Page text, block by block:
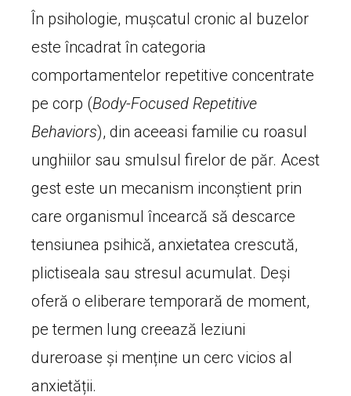
În psihologie, mușcatul cronic al buzelor
este încadrat în categoria
comportamentelor repetitive concentrate
pe corp (Body-Focused Repetitive
Behaviors), din aceeasi familie cu roasul
unghiilor sau smulsul firelor de păr. Acest
gest este un mecanism inconștient prin
care organismul încearcă să descarce
tensiunea psihică, anxietatea crescută,
plictiseala sau stresul acumulat. Deși
oferă o eliberare temporară de moment,
pe termen lung creează leziuni
dureroase și menține un cerc vicios al
anxietății.